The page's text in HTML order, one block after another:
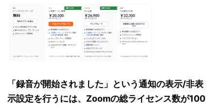
「録音が開始されました」という通知の表示/非表
示設定を行うには、Zoomの総ライセンス数が100